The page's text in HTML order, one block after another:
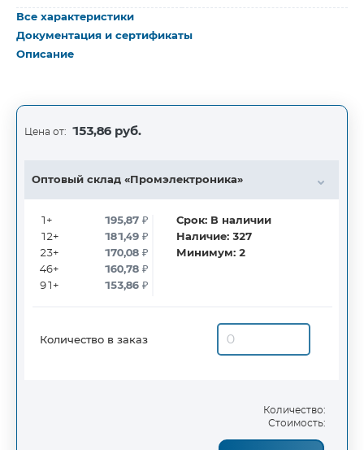
Все характеристики
Документация и сертификаты
Описание
Цена от: 153,86 руб.
Оптовый склад «Промэлектроника»
1+
12+
23+
46+
91+
195,87₽
181,49₽
170,08₽
160,78₽
153,86₽
Срок: В наличии
Наличие:327
Минимум:2
Количество в заказ
Количество:
Стоимость: